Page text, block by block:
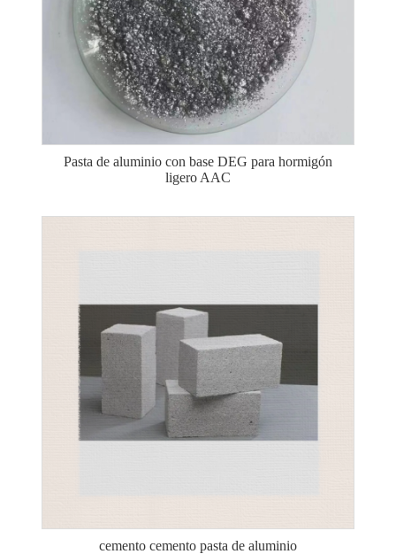
Pasta de aluminio con base DEG para hormigón
ligero AAC
cemento cemento pasta de aluminio